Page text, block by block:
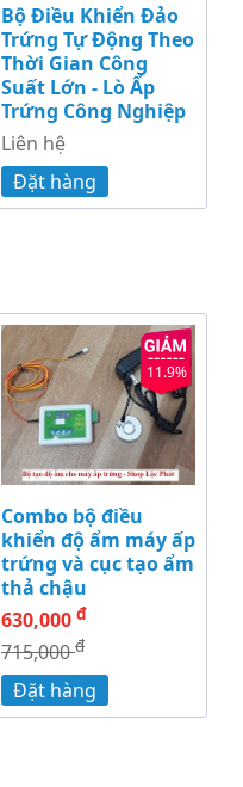
Bộ Điều Khiển Đảo
Trứng Tự Động Theo
Thời Gian Công
Suất Lớn - Lò Ấp
Trứng Công Nghiệp
Liên hệ
Đặt hàng
11.9%
Combo bộ điều
khiển độ ẩm máy ấp
trứng và cục tạo ẩm
thả chậu
630,000 đ
715,000đ
Đặt hàng